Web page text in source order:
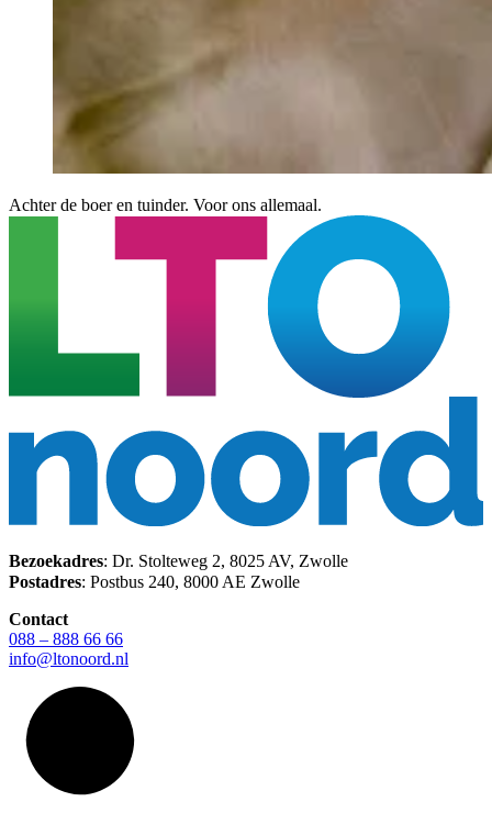
Achter de boer en tuinder. Voor ons allemaal.
Bezoekadres: Dr. Stolteweg 2, 8025 AV, Zwolle
Postadres: Postbus 240, 8000 AE Zwolle
Contact
088 – 888 66 66
info@ltonoord.nl